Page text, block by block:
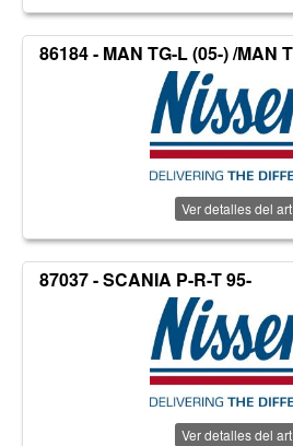
86184 - MAN TG-L (05-) /MAN
Ver detalles del
87037 - SCANIA P-R-T 95-
Ver detalles del